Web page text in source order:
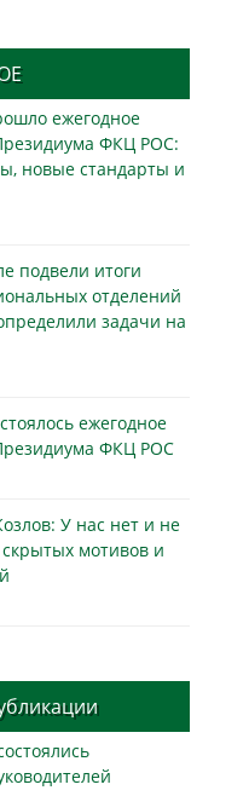
ежегодное
ФКЦ РОС:
новые стандарты и
подвели итоги
отделений
задачи на
ежегодное
ФКЦ РОС
У нас нет и не
мотивов и